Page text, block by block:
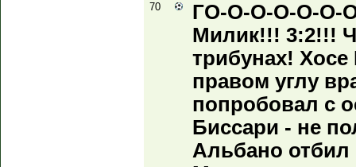
70
ГО-О-О-О-О-О-
Милик!!! 3:2!!!
трибунах!
правом углу
попробовал с
Биссари - не
Альбано отбил